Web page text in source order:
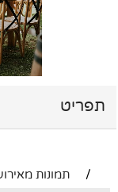
תפריט
/ תמונות